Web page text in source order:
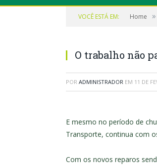
VOCÊ ESTÁ EM: Home »
O trabalho não
POR ADMINISTRADOR EM 11 DE
E mesmo no período de
Transporte, continua com
Com os novos reparos